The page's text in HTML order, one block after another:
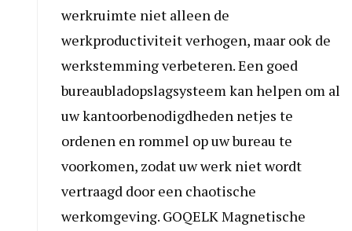
werkruimte niet alleen de
werkproductiviteit verhogen, maar ook de
werkstemming verbeteren. Een goed
bureaubladopslagsysteem kan helpen om al
uw kantoorbenodigdheden netjes te
ordenen en rommel op uw bureau te
voorkomen, zodat uw werk niet wordt
vertraagd door een chaotische
werkomgeving. GOQELK Magnetische